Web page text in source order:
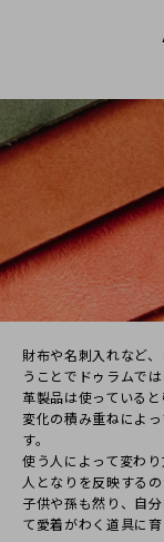
喜んでいただけた
(^^)
ぜひ機会がござい
ありがとうござい
20代
女性
2023/02/23
彼氏にプレゼン
色、質感が柔らか
プレゼントはも
す。
素敵な商品をあ
財布や名刺⼊れなど
うことでドゥラムで
⾰製品は使っている
変化の積み重ねによ
す。
使う⼈によって変わ
⼈となりを反映するの
⼦供や孫も然り、⾃
て愛着がわく道具に